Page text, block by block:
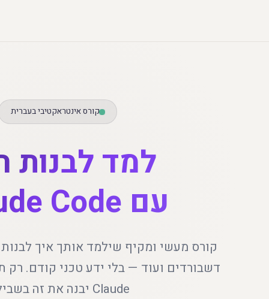
קורס אינטראקטיבי בעברית
למד לבנות
עם Claude Code
קורס מעשי ומקיף שילמד אותך איך
דשבורדים ועוד — בלי ידע טכני קודם. רק
Claude יבנה את זה בשבילך.